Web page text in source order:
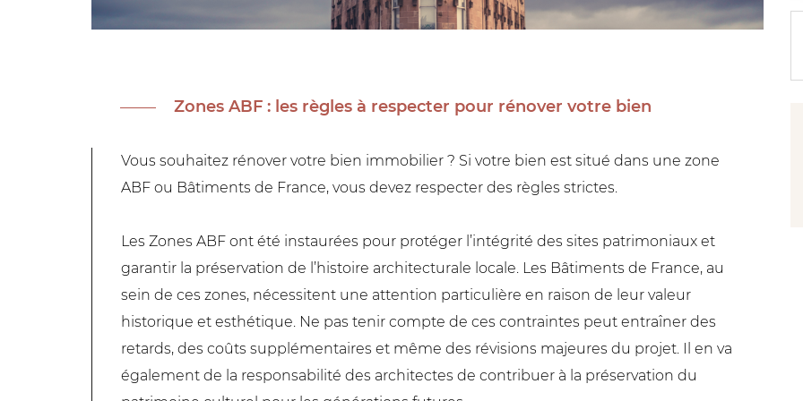
Zones ABF : les règles à respecter pour rénover votre bien
Vous souhaitez rénover votre bien immobilier ? Si votre bien est situé dans une zone
ABF ou Bâtiments de France, vous devez respecter des règles strictes.
Les Zones ABF ont été instaurées pour protéger l’intégrité des sites patrimoniaux et
garantir la préservation de l’histoire architecturale locale. Les Bâtiments de France, au
sein de ces zones, nécessitent une attention particulière en raison de leur valeur
historique et esthétique. Ne pas tenir compte de ces contraintes peut entraîner des
retards, des coûts supplémentaires et même des révisions majeures du projet. Il en va
également de la responsabilité des architectes de contribuer à la préservation du